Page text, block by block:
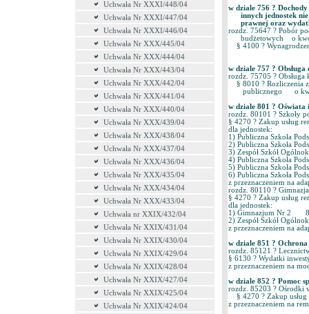
Uchwała Nr XXXI/448/04
Uchwała Nr XXXI/447/04
Uchwała Nr XXXI/446/04
Uchwała Nr XXX/445/04
Uchwała Nr XXX/444/04
Uchwała Nr XXX/443/04
Uchwała Nr XXX/442/04
Uchwała Nr XXX/441/04
Uchwała Nr XXX/440/04
Uchwała Nr XXX/439/04
Uchwała Nr XXX/438/04
Uchwała Nr XXX/437/04
Uchwała Nr XXX/436/04
Uchwała Nr XXX/435/04
Uchwała Nr XXX/434/04
Uchwała Nr XXX/433/04
Uchwała nr XXIX/432/04
Uchwała Nr XXIX/431/04
Uchwała Nr XXIX/430/04
Uchwała Nr XXIX/429/04
Uchwała Nr XXIX/428/04
Uchwała Nr XXIX/427/04
Uchwała Nr XXIX/425/04
Uchwała Nr XXIX/424/04
w dziale 756 ?
innych jednostek nie
prawnej oraz
rozdz. 75647 ? Pobór
budżetowych o
§ 4100 ?
w dziale 757 ?
rozdz. 75705 ?
§ 8010 ? Rozliczenia z
publicznego o
w dziale 801 ?
rozdz. 80101 ?
§ 4270 ? Zakup usług
dla jednostek:
1) Publiczna Szkoła
2) Publiczna Szkoła
3) Zespół Szkół
4) Publiczna Szkoła
5) Publiczna Szkoła
6) Publiczna Szkoła
z przeznaczeniem na
rozdz. 80110 ?
§ 4270 ? Zakup usług
dla jednostek:
1) Gimnazjum Nr 2
2) Zespół Szkół
z przeznaczeniem na
w dziale 851 ?
rozdz. 85121 ?
§ 6130 ? Wydatki
z przeznaczeniem na
w dziale 852 ? Pomoc
rozdz. 85203 ?
§ 4270 ? Zakup
z przeznaczeniem na